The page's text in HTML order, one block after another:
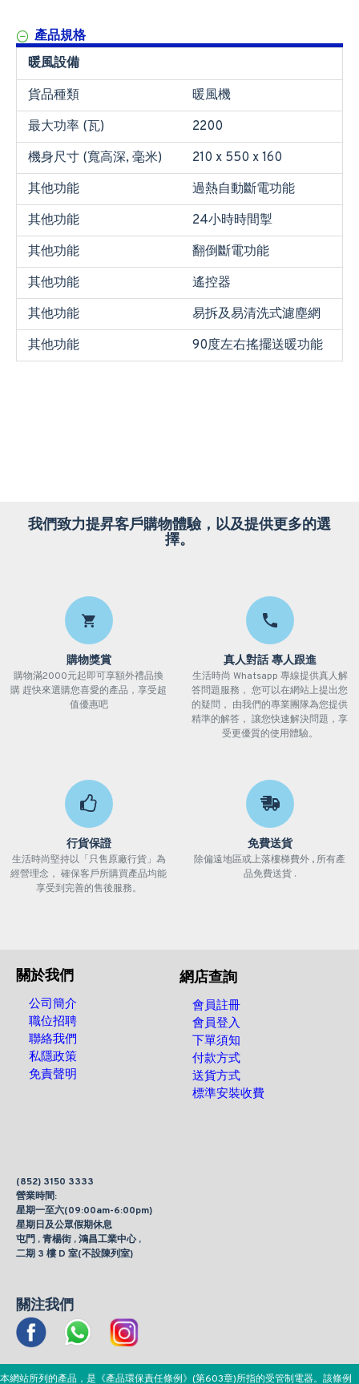
產品規格
暖風設備
貨品種類
暖風機
最大功率 (瓦)
2200
機身尺寸 (寬高深, 毫米)
210 x 550 x 160
其他功能
過熱自動斷電功能
其他功能
24小時時間掣
其他功能
翻倒斷電功能
其他功能
遙控器
其他功能
易拆及易清洗式濾塵網
其他功能
90度左右搖擺送暖功能
我們致力提昇客戶購物體驗，以及提供更多的選
擇。
購物獎賞
購物滿2000元起即可享額外禮品換
購 趕快來選購您喜愛的產品，享受超
值優惠吧
真人對話 專人跟進
生活時尚 Whatsapp 專線提供真人解
答問題服務， 您可以在網站上提出您
的疑問， 由我們的專業團隊為您提供
精準的解答， 讓您快速解決問題，享
受更優質的使用體驗。
行貨保證
生活時尚堅持以「只售原廠行貨」為
經營理念， 確保客戶所購買產品均能
享受到完善的售後服務。
免費送貨
除偏遠地區或上落樓梯費外 , 所有產
品免費送貨 .
關於我們
公司簡介
職位招聘
聯絡我們
私隱政策
免責聲明
網店查詢
會員註冊
會員登入
下單須知
付款方式
送貨方式
標準安裝收費
(852) 3150 3333
營業時間:
星期一至六(09:00am-6:00pm)
星期日及公眾假期休息
屯門 , 青楊街 , 鴻昌工業中心 ,
二期 3 樓 D 室(不設陳列室)
關注我們
本網站所列的產品，是《產品環保責任條例》(第603章)所指的受管制電器。該條例